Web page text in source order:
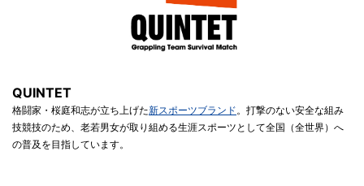
QUINTET
格闘家・桜庭和志が立ち上げた新スポーツブランド。打撃のない安全な組み
技競技のため、老若男女が取り組める生涯スポーツとして全国（全世界）へ
の普及を目指しています。